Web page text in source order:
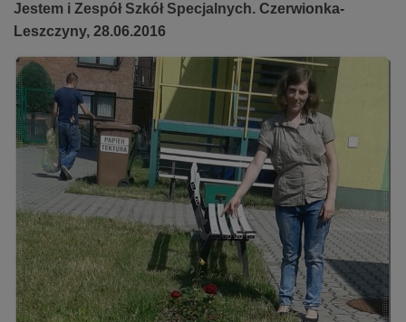
Jestem i Zespół Szkół Specjalnych. Czerwionka-
Leszczyny, 28.06.2016